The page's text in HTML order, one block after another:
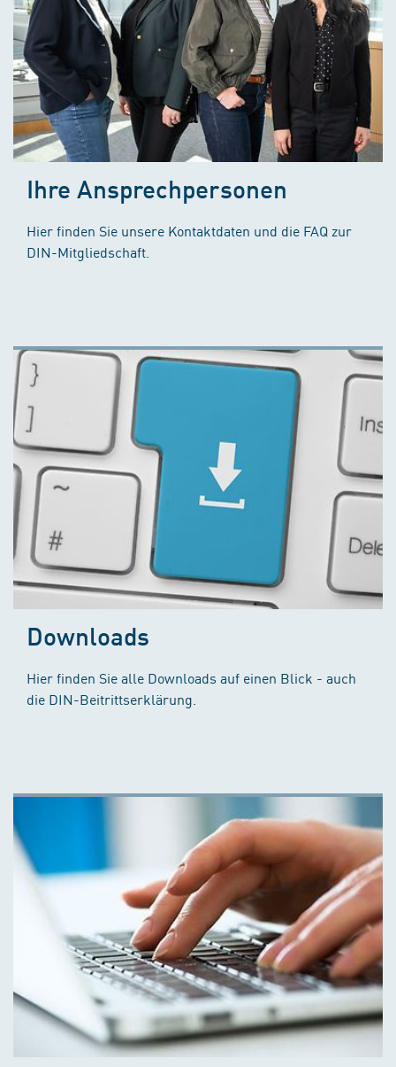
Ihre Ansprechpersonen
Hier finden Sie unsere Kontaktdaten und die FAQ zur
DIN-Mitgliedschaft.
Downloads
Hier finden Sie alle Downloads auf einen Blick - auch
die DIN-Beitrittserklärung.